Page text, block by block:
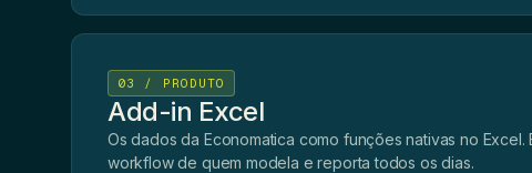
03 / PRODUTO
Add-in Excel
Os dados da Economatica como funções nativas no Excel.
workflow de quem modela e reporta todos os dias.